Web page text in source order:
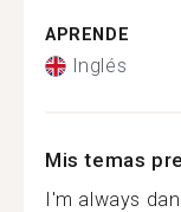
APRENDE
Inglés
Mis temas
I'm always